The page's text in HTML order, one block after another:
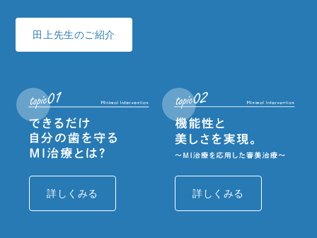
田上先生のご紹介
詳しくみる 詳しくみる